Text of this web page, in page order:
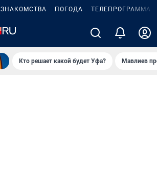
ЗНАКОМСТВА ПОГОДА ТЕЛЕПРОГРАММА
Кто решает какой будет Уфа? Мавлиев